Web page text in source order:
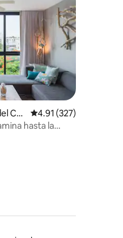
Car
Calificación promedio:
4.91 (327)
hasta la
potente.